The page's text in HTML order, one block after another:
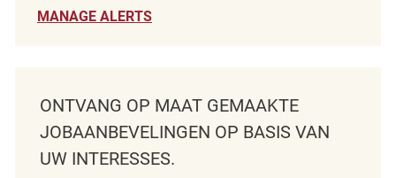
MANAGE ALERTS
ONTVANG OP MAAT GEMAAKTE
JOBAANBEVELINGEN OP BASIS VAN
UW INTERESSES.